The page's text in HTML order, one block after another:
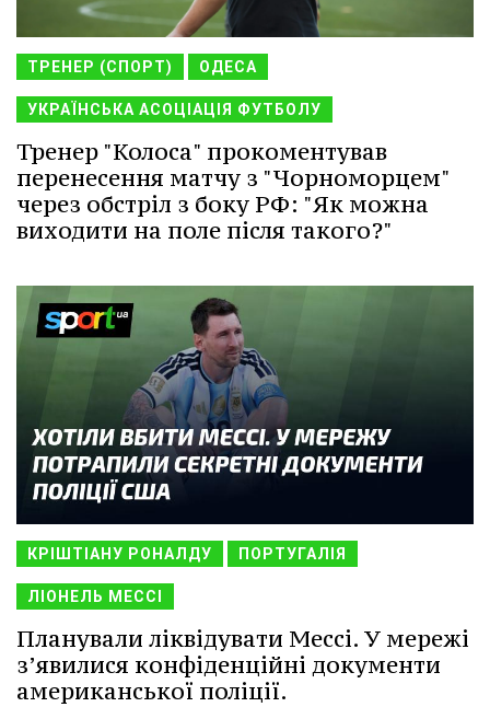
ТРЕНЕР (СПОРТ) ОДЕСА
УКРАЇНСЬКА АСОЦІАЦІЯ ФУТБОЛУ
Тренер "Колоса" прокоментував
перенесення матчу з "Чорноморцем"
через обстріл з боку РФ: "Як можна
виходити на поле після такого?"
КРІШТІАНУ РОНАЛДУ ПОРТУГАЛІЯ
ЛІОНЕЛЬ МЕССІ
Планували ліквідувати Мессі. У мережі
з’явилися конфіденційні документи
американської поліції.